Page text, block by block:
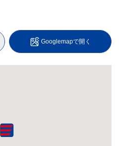
Googlemapで開く